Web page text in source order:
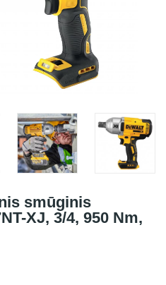
smūginis
XJ, 3/4, 950 Nm,